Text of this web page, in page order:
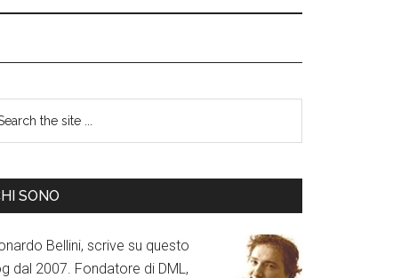
SONO
Bellini, scrive su questo
dal 2007. Fondatore di DML,